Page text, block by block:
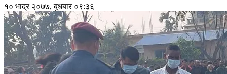
१० भाद्र २०७७, बुधबार ०९:३६